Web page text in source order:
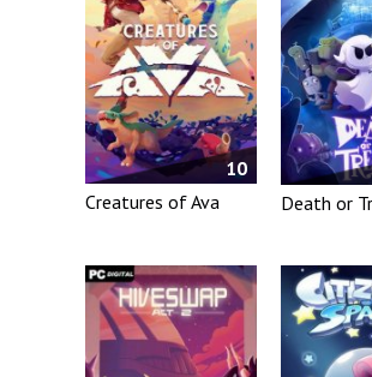
10
Creatures of Ava
Death or